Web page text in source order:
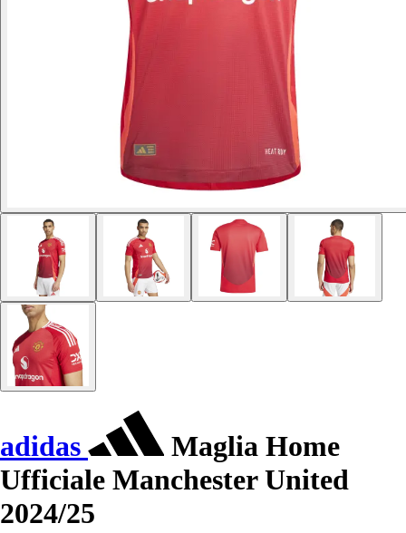
adidas
Maglia Home
Ufficiale Manchester United
2024/25